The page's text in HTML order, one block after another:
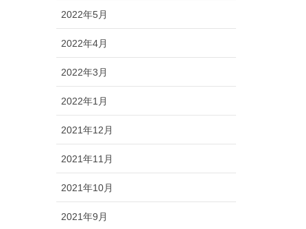
2022年5月
2022年4月
2022年3月
2022年1月
2021年12月
2021年11月
2021年10月
2021年9月